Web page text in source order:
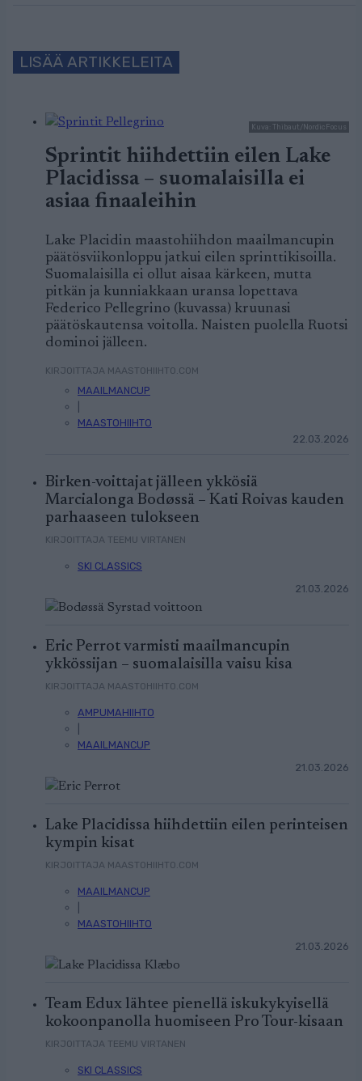
LISÄÄ ARTIKKELEITA
Kuva: Thibaut/NordicFocus
Sprintit hiihdettiin eilen Lake
Placidissa – suomalaisilla ei
asiaa finaaleihin
Lake Placidin maastohiihdon maailmancupin
päätösviikonloppu jatkui eilen sprinttikisoilla.
Suomalaisilla ei ollut aisaa kärkeen, mutta
pitkän ja kunniakkaan uransa lopettava
Federico Pellegrino (kuvassa) kruunasi
päätöskautensa voitolla. Naisten puolella Ruotsi
dominoi jälleen.
KIRJOITTAJA MAASTOHIIHTO.COM
MAAILMANCUP
MAASTOHIIHTO
22.03.2026
Birken-voittajat jälleen ykkösiä
Marcialonga Bodøssä – Kati Roivas kauden
parhaaseen tulokseen
KIRJOITTAJA TEEMU VIRTANEN
SKI CLASSICS
21.03.2026
Eric Perrot varmisti maailmancupin
ykkössijan – suomalaisilla vaisu kisa
KIRJOITTAJA MAASTOHIIHTO.COM
AMPUMAHIIHTO
MAAILMANCUP
21.03.2026
Lake Placidissa hiihdettiin eilen perinteisen
kympin kisat
KIRJOITTAJA MAASTOHIIHTO.COM
MAAILMANCUP
MAASTOHIIHTO
21.03.2026
Team Edux lähtee pienellä iskukykyisellä
kokoonpanolla huomiseen Pro Tour-kisaan
KIRJOITTAJA TEEMU VIRTANEN
SKI CLASSICS